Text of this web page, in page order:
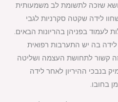
שזכה לתשומת לב משמעותית
לידה שקטה סקרניות לגבי
לעמוד בפניהן בהריונות הבאים.
בה יש התערבות רפואית
זה קשור לתחושת העצמה ושליטה
בנבכי ההיריון לאחר לידה
בחובו.